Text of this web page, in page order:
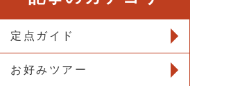
定点ガイド
お好みツアー